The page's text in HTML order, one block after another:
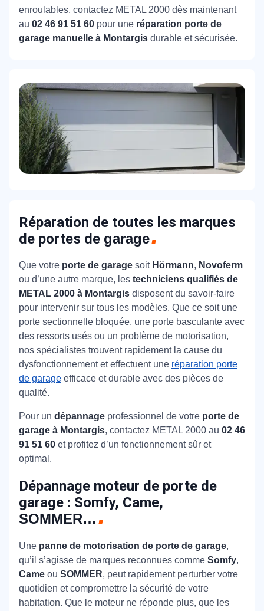
enroulables, contactez METAL 2000 dès maintenant
au 02 46 91 51 60 pour une réparation porte de
garage manuelle à Montargis durable et sécurisée.
Réparation de toutes les marques
de portes de garage
Que votre porte de garage soit Hörmann, Novoferm
ou d’une autre marque, les techniciens qualifiés de
METAL 2000 à Montargis disposent du savoir-faire
pour intervenir sur tous les modèles. Que ce soit une
porte sectionnelle bloquée, une porte basculante avec
des ressorts usés ou un problème de motorisation,
nos spécialistes trouvent rapidement la cause du
dysfonctionnement et effectuent une réparation porte
de garage efficace et durable avec des pièces de
qualité.
Pour un dépannage professionnel de votre porte de
garage à Montargis, contactez METAL 2000 au 02 46
91 51 60 et profitez d’un fonctionnement sûr et
optimal.
Dépannage moteur de porte de
garage : Somfy, Came,
SOMMER…
Une panne de motorisation de porte de garage,
qu’il s’agisse de marques reconnues comme Somfy,
Came ou SOMMER, peut rapidement perturber votre
quotidien et compromettre la sécurité de votre
habitation. Que le moteur ne réponde plus, que les